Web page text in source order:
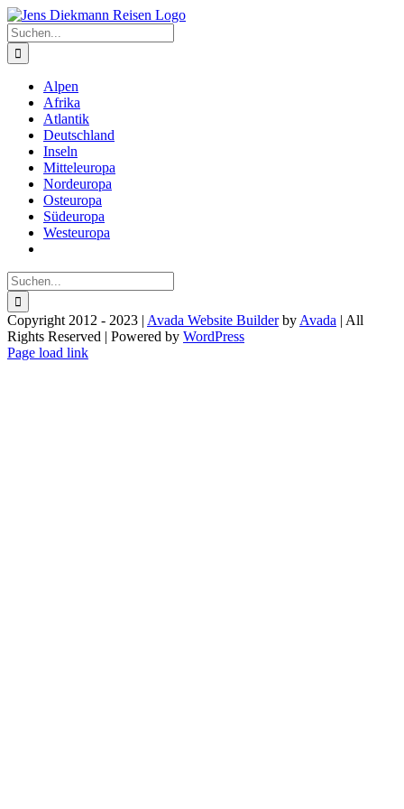
Zum
Inhalt
springen
Suche
nach:
Alpen
Afrika
Atlantik
Deutschland
Inseln
Mitteleuropa
Nordeuropa
Osteuropa
Südeuropa
Westeuropa
Suche
nach:
Copyright 2012 - 2023 | Avada Website Builderby Avada | All
Rights Reserved | Powered by WordPress
Facebook
X
Instagram
Pinterest
Page load link